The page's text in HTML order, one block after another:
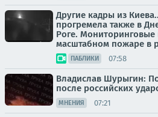
Другие кадры из
прогремела также в
Роге.
масштабном пожаре в
ПАБЛИКИ 07:58
Владислав Шурыгин:
после российских
МНЕНИЯ 07:21